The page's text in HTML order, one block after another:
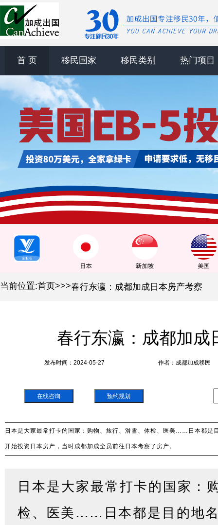
首 页 移民国家 移民类别 热门项目
当前位置:首页>>>春行东瀛：成都加成日本房产考察
春行东瀛：成都加成
发布时间：2024-05-27 作者：成都加成移民
在线咨询 预约规划
日本是大家最常打卡的国家：购物、旅行、滑雪、体检、医美……日本都是
开始投资日本房产，当时成都加成全员前往日本考察了房产。
日本是大家最常 打卡的国家 ：
检、医美 …… 日本都是目的地